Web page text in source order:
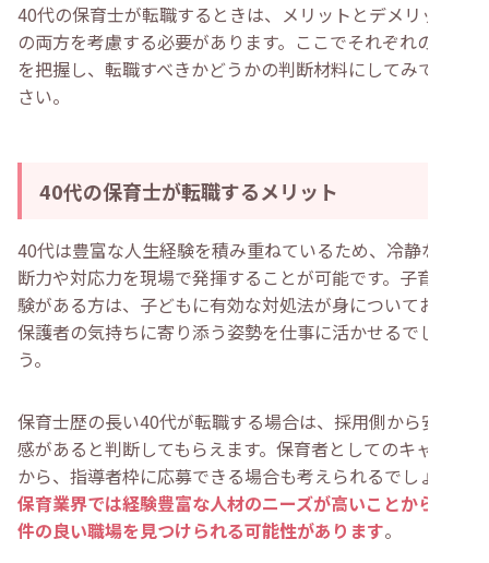
40代の保育士が転職するときは、メリットとデメリット
の両方を考慮する必要があります。ここでそれぞれの内容
を把握し、転職すべきかどうかの判断材料にしてみてくだ
さい。
40代の保育士が転職するメリット
40代は豊富な人生経験を積み重ねているため、冷静な判
断力や対応力を現場で発揮することが可能です。子育て経
験がある方は、子どもに有効な対処法が身についており、
保護者の気持ちに寄り添う姿勢を仕事に活かせるでしょ
う。
保育士歴の長い40代が転職する場合は、採用側から安定
感があると判断してもらえます。保育者としてのキャリア
から、指導者枠に応募できる場合も考えられるでしょう。
保育業界では経験豊富な人材のニーズが高いことから、条
件の良い職場を見つけられる可能性があります。